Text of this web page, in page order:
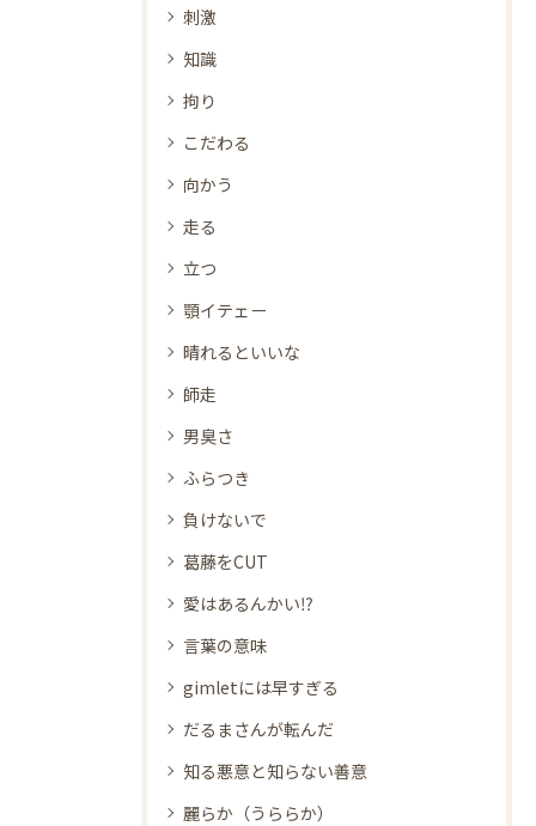
刺激
知識
拘り
こだわる
向かう
走る
立つ
顎イテェー
晴れるといいな
師走
男臭さ
ふらつき
負けないで
葛藤をCUT
愛はあるんかい⁉
言葉の意味
gimletには早すぎる
だるまさんが転んだ
知る悪意と知らない善意
麗らか（うららか）